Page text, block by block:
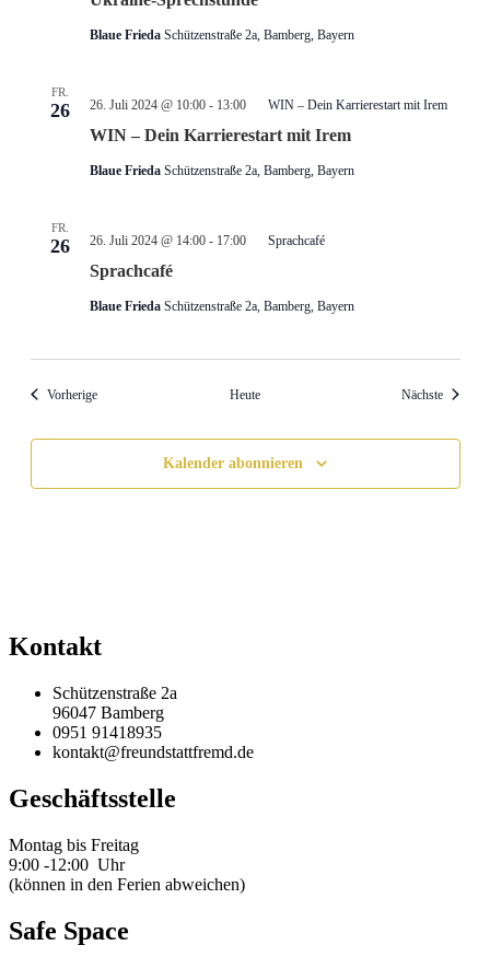
Blaue Frieda Schützenstraße 2a, Bamberg, Bayern
FR.
26
WIN – Dein Karrierestart mit Irem
26. Juli 2024 @ 10:00- 13:00 WIN – Dein Karrierestart mit Irem
Blaue Frieda Schützenstraße 2a, Bamberg, Bayern
FR.
26
Sprachcafé
26. Juli 2024 @ 14:00- 17:00 Sprachcafé
Blaue Frieda Schützenstraße 2a, Bamberg, Bayern
VorherigeVeranstaltungen Heute Nächste
Kalender abonnieren
Kontakt
Schützenstraße 2a
96047 Bamberg
0951 91418935
kontakt@freundstattfremd.de
Geschäftsstelle
Montag bis Freitag
9:00 -12:00 Uhr
(können in den Ferien abweichen)
Safe Space